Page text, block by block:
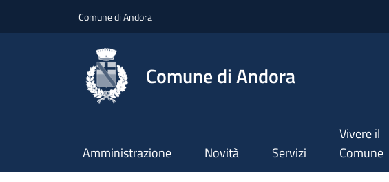
Comune di Andora
Comune di Andora
Amministrazione Novità Servizi
Vivere il
Comune